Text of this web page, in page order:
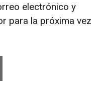
electrónico y
para la próxima vez